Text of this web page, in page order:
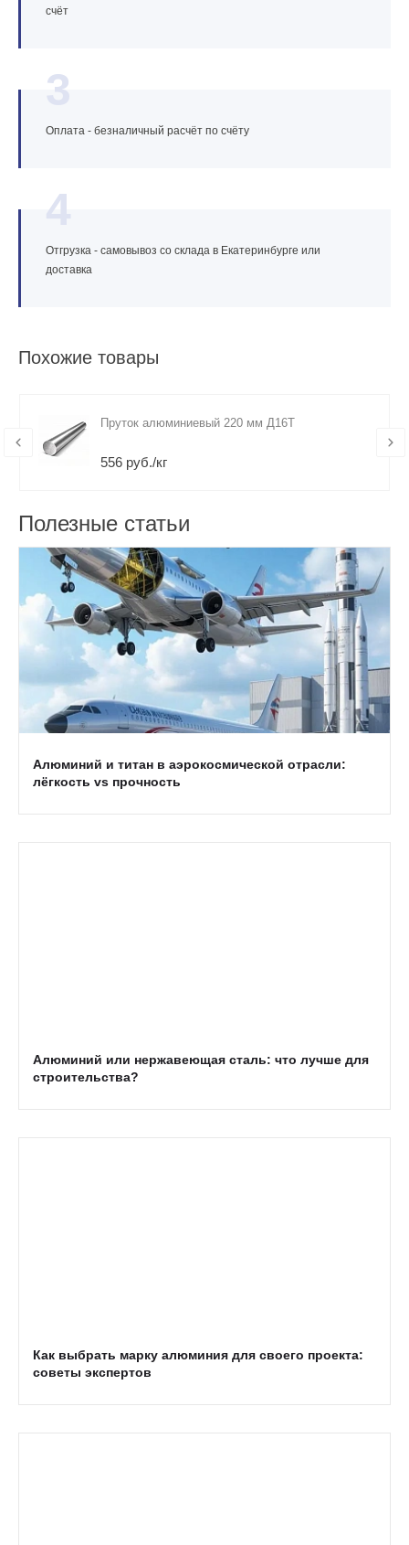
счёт
3
Оплата - безналичный расчёт по счёту
4
Отгрузка - самовывоз со склада в Екатеринбурге или
доставка
Похожие товары
Пруток алюминиевый 220 мм Д16Т
556 руб./кг
Полезные статьи
Алюминий и титан в аэрокосмической отрасли:
лёгкость vs прочность
Алюминий или нержавеющая сталь: что лучше для
строительства?
Как выбрать марку алюминия для своего проекта:
советы экспертов